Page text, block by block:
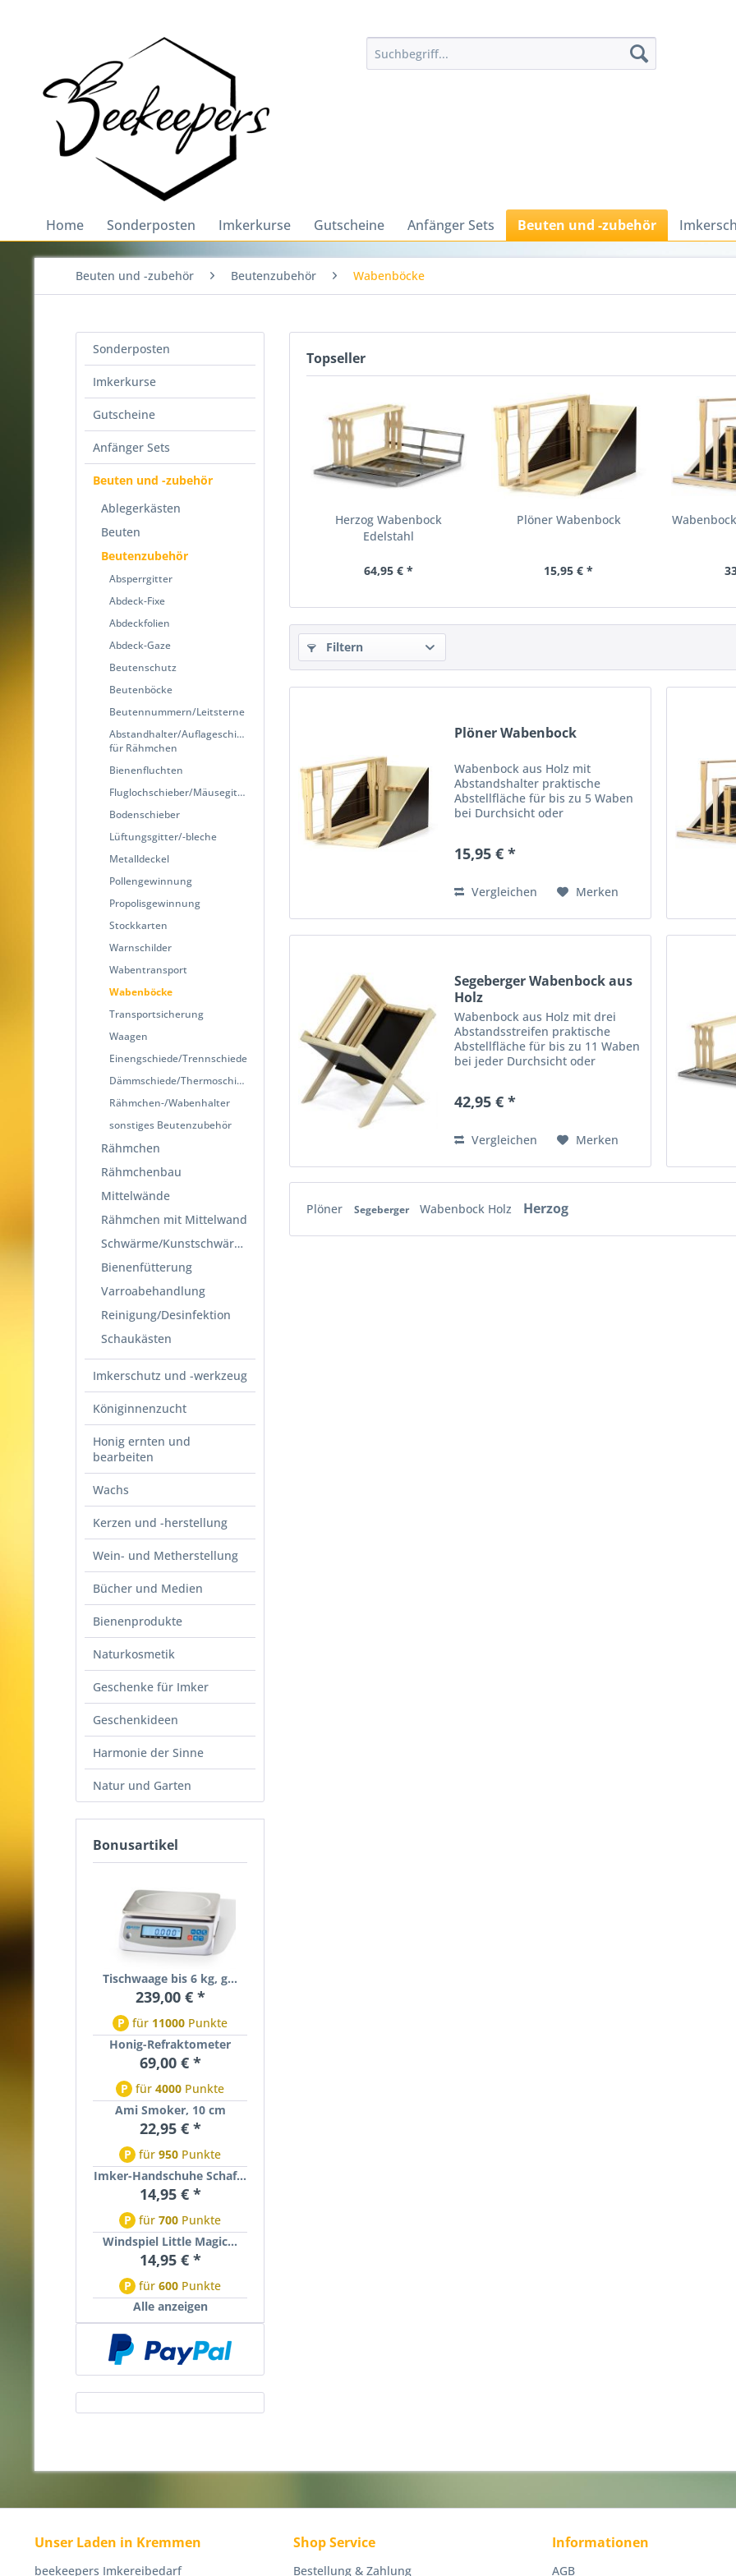
Home Sonderposten Imkerkurse Gutscheine Anfänger Sets Beuten und -zubehör
Beuten und -zubehör Beutenzubehör Wabenböcke
Sonderposten
Imkerkurse
Gutscheine
Anfänger Sets
Beuten und -zubehör
Ablegerkästen
Beuten
Beutenzubehör
Absperrgitter
Abdeck-Fixe
Abdeckfolien
Abdeck-Gaze
Beutenschutz
Beutenböcke
Beutennummern/Leitsterne
Abstandhalter/Auflageschienen
für Rähmchen
Bienenfluchten
Fluglochschieber/Mäusegitter
Bodenschieber
Lüftungsgitter/-bleche
Metalldeckel
Pollengewinnung
Propolisgewinnung
Stockkarten
Warnschilder
Wabentransport
Wabenböcke
Transportsicherung
Waagen
Einengschiede/Trennschiede
Dämmschiede/Thermoschiede
Rähmchen-/Wabenhalter
sonstiges Beutenzubehör
Rähmchen
Rähmchenbau
Mittelwände
Rähmchen mit Mittelwand
Schwärme/Kunstschwärme
Bienenfütterung
Varroabehandlung
Reinigung/Desinfektion
Schaukästen
Imkerschutz und -werkzeug
Königinnenzucht
Honig ernten und
bearbeiten
Wachs
Kerzen und -herstellung
Wein- und Metherstellung
Bücher und Medien
Bienenprodukte
Naturkosmetik
Geschenke für Imker
Geschenkideen
Harmonie der Sinne
Natur und Garten
Bonusartikel
Tischwaage bis 6 kg, g...
239,00 € *
P für 11000 Punkte
Honig-Refraktometer
69,00 € *
P für 4000 Punkte
Ami Smoker, 10 cm
22,95 € *
P für 950 Punkte
Imker-Handschuhe Schaf...
14,95 € *
P für 700 Punkte
Windspiel Little Magic...
14,95 € *
P für 600 Punkte
Alle anzeigen
Topseller
Herzog Wabenbock
Edelstahl
64,95 € *
Plöner Wabenbock
15,95 € *
Filtern
Plöner Wabenbock
Wabenbock aus Holz mit
Abstandshalter praktische
Abstellfläche für bis zu 5 Waben
bei Durchsicht oder
15,95 € *
Vergleichen Merken
Segeberger Wabenbock aus
Holz
Wabenbock aus Holz mit drei
Abstandsstreifen praktische
Abstellfläche für bis zu 11 Waben
bei jeder Durchsicht oder
ca. 2 kg
42,95 € *
Vergleichen Merken
Plöner Segeberger Wabenbock Holz Herzog
Unser Laden in Kremmen
beekeepers Imkereibedarf
Shop Service
Bestellung & Zahlung
Informationen
AGB